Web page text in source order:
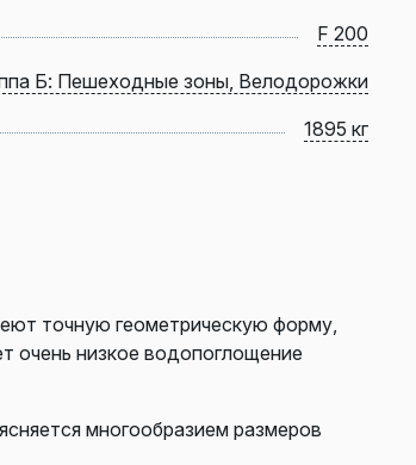
F 200
Б: Пешеходные зоны, Велодорожки
1895 кг
точную геометрическую форму,
очень низкое водопоглощение
многообразием размеров